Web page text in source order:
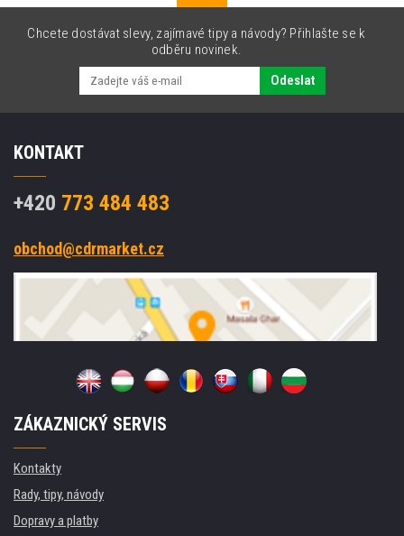
Chcete dostávat slevy, zajímavé tipy a návody? Přihlašte se k
odběru novinek.
Odeslat
KONTAKT
+420 773 484 483
obchod@cdrmarket.cz
ZÁKAZNICKÝ SERVIS
Kontakty
Rady, tipy, návody
Dopravy a platby